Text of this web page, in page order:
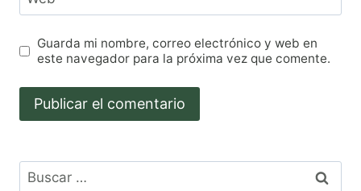
Guarda mi nombre, correo electrónico y web en
este navegador para la próxima vez que comente.
Buscar: